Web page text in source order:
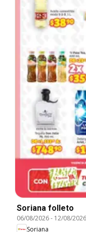
Soriana folleto
06/08/2026- 12/08/2026
Soriana